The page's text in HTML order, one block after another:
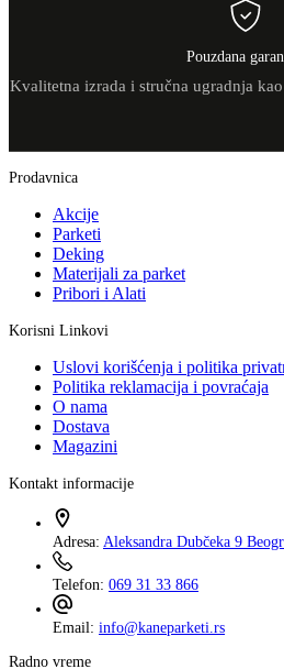
Pouzdana
Kvalitetna izrada i stručna ugradnja
Prodavnica
Akcije
Parketi
Deking
Materijali za parket
Pribori i Alati
Korisni Linkovi
Uslovi korišćenja i politika
Politika reklamacija i povraćaja
O nama
Dostava
Magazini
Kontakt informacije
Adresa: Aleksandra Dubčeka 9
Telefon: 069 31 33 866
Email: info@kaneparketi.rs
Radno vreme